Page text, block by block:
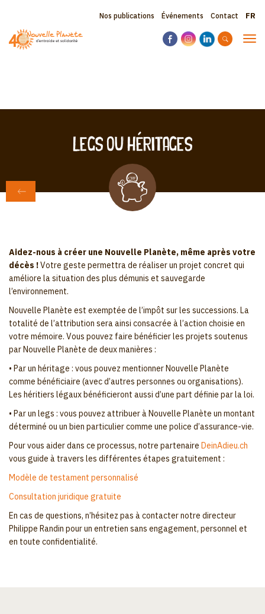
contenu
principal
Topbar
Nos publications Événements Contact
Legs ou héritages
Aidez-nous à créer une Nouvelle Planète, même après votre
décès !Votre geste permettra de réaliser un projet concret qui
améliore la situation des plus démunis et sauvegarde
l’environnement.
Nouvelle Planète est exemptée de l’impôt sur les successions. La
totalité de l’attribution sera ainsi consacrée à l’action choisie en
votre mémoire. Vous pouvez faire bénéficier les projets soutenus
par Nouvelle Planète de deux manières :
• Par un héritage : vous pouvez mentionner Nouvelle Planète
comme bénéficiaire (avec d’autres personnes ou organisations).
Les héritiers légaux bénéficieront aussi d’une part définie par la loi.
• Par un legs : vous pouvez attribuer à Nouvelle Planète un montant
déterminé ou un bien particulier comme une police d’assurance-vie.
Pour vous aider dans ce processus, notre partenaire DeinAdieu.ch
vous guide à travers les différentes étapes gratuitement :
Modèle de testament personnalisé
Consultation juridique gratuite
En cas de questions, n’hésitez pas à contacter notre directeur
Philippe Randin pour un entretien sans engagement, personnel et
en toute confidentialité.